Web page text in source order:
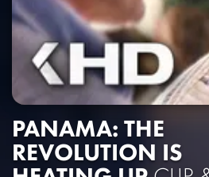
PANAMA: THE
REVOLUTION IS